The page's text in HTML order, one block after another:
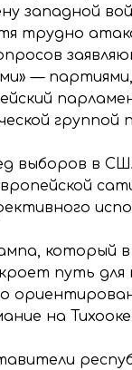
западной
трудно
—
группой
выборов в
который
путь
на